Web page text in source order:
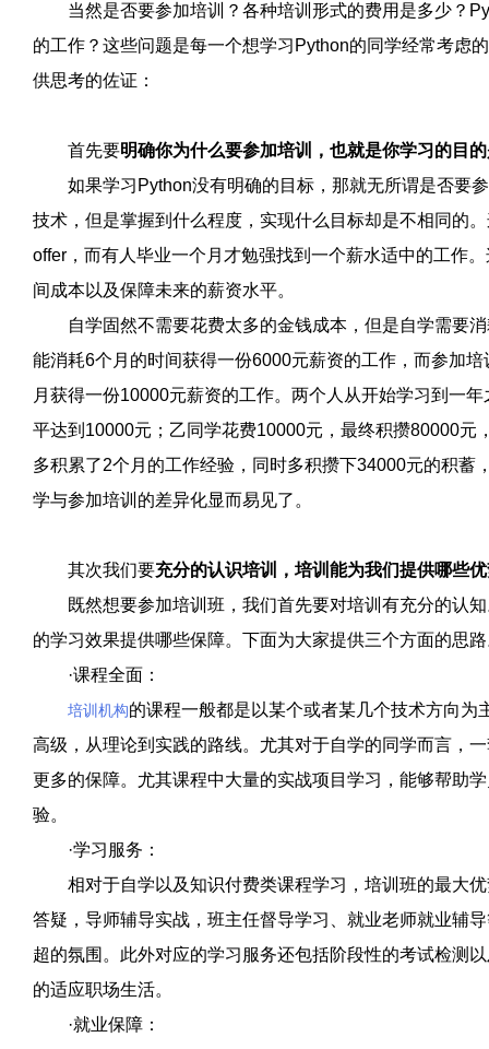
当然是否要参加培训？各种培训形式的费用是多少？
的工作？这些问题是每一个想学习Python的同学经常考虑
供思考的佐证：
首先要明确你为什么要参加培训，也就是你学习的目
如果学习Python没有明确的目标，那就无所谓是否要
技术，但是掌握到什么程度，实现什么目标却是不相同的
offer，而有人毕业一个月才勉强找到一个薪水适中的工作
间成本以及保障未来的薪资水平。
自学固然不需要花费太多的金钱成本，但是自学需要消
能消耗6个月的时间获得一份6000元薪资的工作，而参加
月获得一份10000元薪资的工作。两个人从开始学习到一
平达到10000元；乙同学花费10000元，最终积攒80000
多积累了2个月的工作经验，同时多积攒下34000元的积
学与参加培训的差异化显而易见了。
其次我们要充分的认识培训，培训能为我们提供哪些
既然想要参加培训班，我们首先要对培训有充分的认知
的学习效果提供哪些保障。下面为大家提供三个方面的思
·课程全面：
培训机构的课程一般都是以某个或者某几个技术方向
高级，从理论到实践的路线。尤其对于自学的同学而言，
更多的保障。尤其课程中大量的实战项目学习，能够帮助
验。
·学习服务：
相对于自学以及知识付费类课程学习，培训班的最大优
答疑，导师辅导实战，班主任督导学习、就业老师就业辅
超的氛围。此外对应的学习服务还包括阶段性的考试检测
的适应职场生活。
·就业保障：